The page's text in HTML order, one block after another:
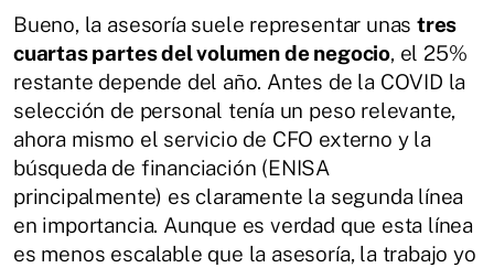
Bueno, la asesoría suele representar unastres
cuartas partes del volumen de negocio, el 25%
restante depende del año. Antes de la COVID la
selección de personal tenía un peso relevante,
ahora mismo el servicio de CFO externo y la
búsqueda de financiación (ENISA
principalmente) es claramente la segunda línea
en importancia. Aunque es verdad que esta línea
es menos escalable que la asesoría, la trabajo yo